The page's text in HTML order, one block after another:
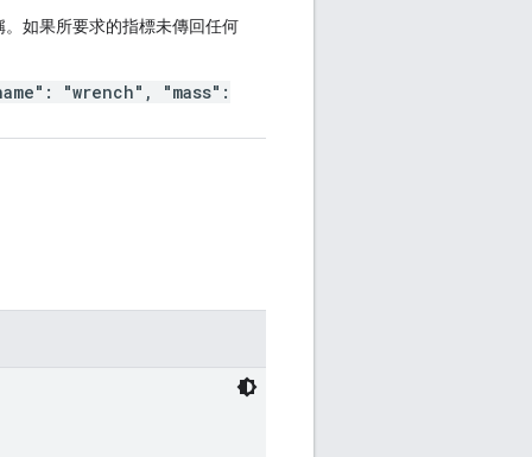
如果所要求的指標未傳回任何
"wrench", "mass":